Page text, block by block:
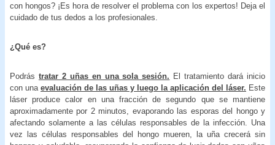
con hongos? ¡Es hora de resolver el problema con los expertos! Deja el
cuidado de tus dedos a los profesionales.
¿Qué es?
Podrás tratar 2 uñas en una sola sesión. El tratamiento dará inicio
con una evaluación de las uñas y luego la aplicación del láser. Este
láser produce calor en una fracción de segundo que se mantiene
aproximadamente por 2 minutos, evaporando las esporas del hongo y
afectando solamente a las células responsables de la infección. Una
vez las células responsables del hongo mueren, la uña crecerá sin